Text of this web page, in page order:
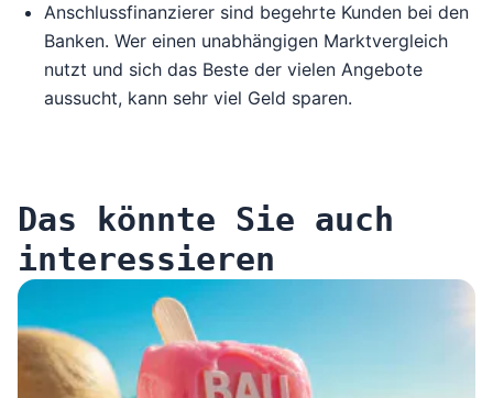
Anschlussfinanzierer sind begehrte Kunden bei den
Banken. Wer einen unabhängigen Marktvergleich
nutzt und sich das Beste der vielen Angebote
aussucht, kann sehr viel Geld sparen.
Das könnte Sie auch
interessieren